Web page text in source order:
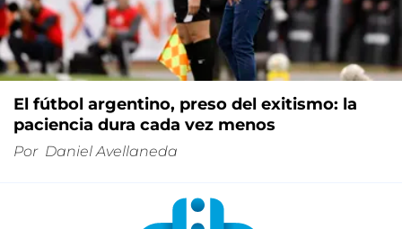
El fútbol argentino, preso del exitismo: la
paciencia dura cada vez menos
Por Daniel Avellaneda